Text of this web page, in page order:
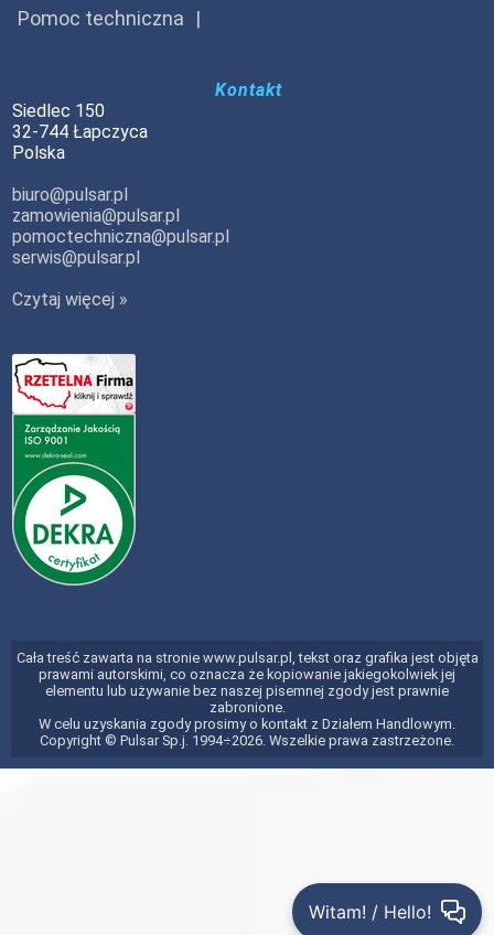
Pomoc techniczna
Kontakt
Siedlec 150
32-744 Łapczyca
Polska
biuro@pulsar.pl
zamowienia@pulsar.pl
pomoctechniczna@pulsar.pl
serwis@pulsar.pl
Czytaj więcej »
Cała treść zawarta na stronie www.pulsar.pl, tekst oraz grafika jest objęta
prawami autorskimi, co oznacza że kopiowanie jakiegokolwiek jej
elementu lub używanie bez naszej pisemnej zgody jest prawnie
zabronione.
W celu uzyskania zgody prosimy o kontakt z Działem Handlowym.
Copyright © Pulsar Sp.j. 1994÷2026. Wszelkie prawa zastrzeżone.
Witam! / Hello!